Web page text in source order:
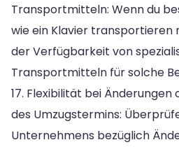
Transportmitteln: Wenn du
wie ein Klavier
der Verfügbarkeit von
Transportmitteln für solche
17. Flexibilität bei
des Umzugstermins:
Unternehmens bezüglich